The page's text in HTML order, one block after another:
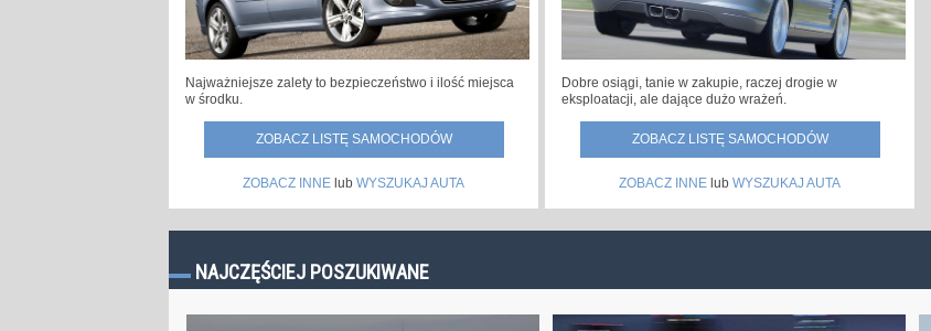
Najważniejsze zalety to bezpieczeństwo i ilość miejsca
w środku.
ZOBACZ LISTĘ SAMOCHODÓW
ZOBACZ INNE lub WYSZUKAJ AUTA
Dobre osiągi, tanie w zakupie, raczej drogie w
eksploatacji, ale dające dużo wrażeń.
ZOBACZ LISTĘ SAMOCHODÓW
ZOBACZ INNE lub WYSZUKAJ AUTA
NAJCZĘŚCIEJ POSZUKIWANE